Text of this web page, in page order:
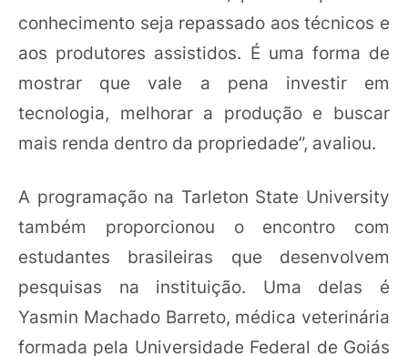
conhecimento seja repassado aos técnicos e
aos produtores assistidos. É uma forma de
mostrar que vale a pena investir em
tecnologia, melhorar a produção e buscar
mais renda dentro da propriedade”, avaliou.
A programação na Tarleton State University
também proporcionou o encontro com
estudantes brasileiras que desenvolvem
pesquisas na instituição. Uma delas é
Yasmin Machado Barreto, médica veterinária
formada pela Universidade Federal de Goiás